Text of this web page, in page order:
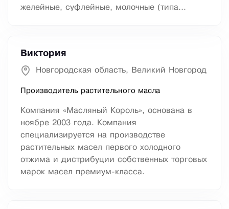
желейные, суфлейные, молочные (типа...
Виктория
Новгородская область, Великий Новгород
Производитель растительного масла
Компания «Масляный Король», основана в
ноябре 2003 года. Компания
специализируется на производстве
растительных масел первого холодного
отжима и дистрибуции собственных торговых
марок масел премиум-класса.